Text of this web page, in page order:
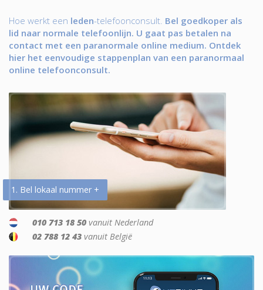
Hoe werkt een leden-telefoonconsult. Bel goedkoper als
lid naar normale telefoonlijn. U gaat pas betalen na
contact met een paranormale online medium. Ontdek
hier het eenvoudige stappenplan van een paranormaal
online telefoonconsult.
1. Bel lokaal nummer +
010 713 18 50 vanuit Nederland
02 788 12 43 vanuit België